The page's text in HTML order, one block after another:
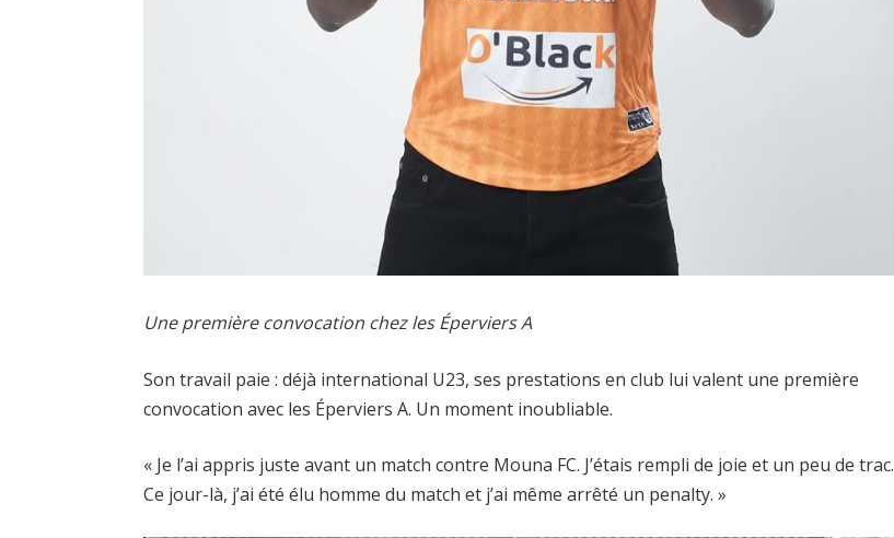
Une première convocation chez les Éperviers A
Son travail paie : déjà international U23, ses prestations en club lui valent une première
convocation avec les Éperviers A. Un moment inoubliable.
« Je l’ai appris juste avant un match contre Mouna FC. J’étais rempli de joie et un peu de trac.
Ce jour-là, j’ai été élu homme du match et j’ai même arrêté un penalty. »